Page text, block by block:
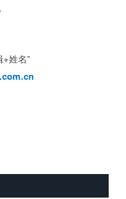
姓名”